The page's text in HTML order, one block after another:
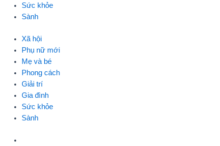
Sức khỏe
Sành
Xã hội
Phụ nữ mới
Mẹ và bé
Phong cách
Giải trí
Gia đình
Sức khỏe
Sành